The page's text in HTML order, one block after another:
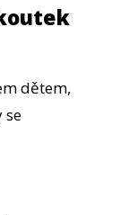
dětem,
se